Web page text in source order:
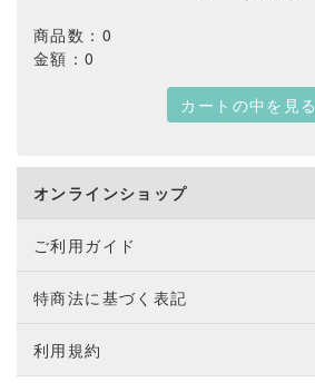
商品数：0
金額：0
カートの中を見る
オンラインショップ
ご利用ガイド
特商法に基づく表記
利用規約